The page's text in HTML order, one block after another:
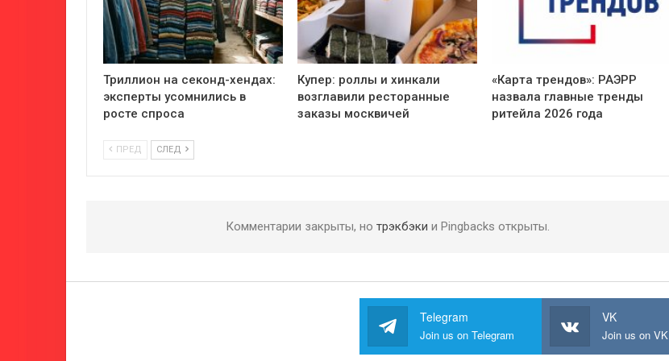
Триллион на секонд-хендах:
эксперты усомнились в
росте спроса
Купер: роллы и хинкали
возглавили ресторанные
заказы москвичей
«Карта трендов»: РАЭРР
назвала главные тренды
ритейла 2026 года
ПРЕД СЛЕД
Комментарии закрыты, но трэкбэки и Pingbacks открыты.
Telegram
Join us on Telegram
VK
Join us on VK